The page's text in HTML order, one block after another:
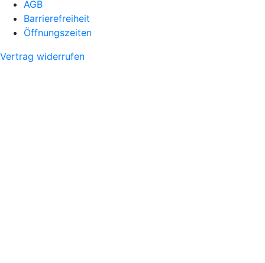
AGB
Barrierefreiheit
Öffnungszeiten
Vertrag widerrufen